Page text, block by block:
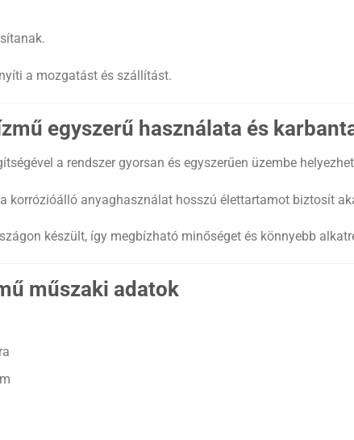
a mozgatást és szállítást.
egyszerű használata és
a rendszer gyorsan és egyszerűen üzembe
korrózióálló anyaghasználat hosszú élettartamot biztosít
készült, így megbízható minőséget és könnyebb
műszaki adatok